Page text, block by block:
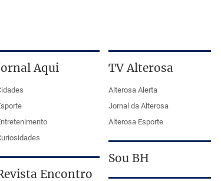
Aqui
Encontro
TV Alterosa
Alterosa Alerta
Jornal da Alterosa
Alterosa Esporte
Sou BH